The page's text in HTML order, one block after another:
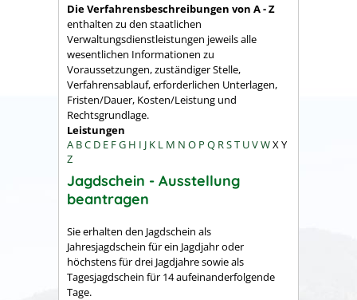
Die Verfahrensbeschreibungen von A - Z
enthalten zu den staatlichen
Verwaltungsdienstleistungen jeweils alle
wesentlichen Informationen zu
Voraussetzungen, zuständiger Stelle,
Verfahrensablauf, erforderlichen Unterlagen,
Fristen/Dauer, Kosten/Leistung und
Rechtsgrundlage.
Leistungen
A BC D E FG H I J K L M N O P Q RST UVWX Y
Z
Jagdschein - Ausstellung
beantragen
Sie erhalten den Jagdschein als
Jahresjagdschein für ein Jagdjahr oder
höchstens für drei Jagdjahre sowie als
Tagesjagdschein für 14 aufeinanderfolgende
Tage.